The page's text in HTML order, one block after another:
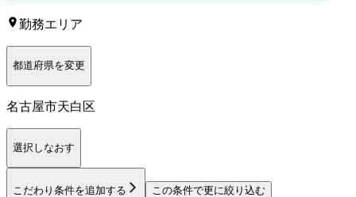
勤務エリア
都道府県を変更
名古屋市天白区
選択しなおす
こだわり条件を追加する この条件で更に絞り込む